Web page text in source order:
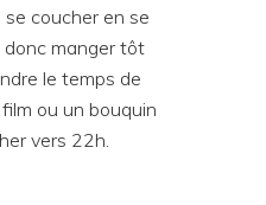
coucher en se
donc manger tôt
le temps de
ou un bouquin
vers 22h.